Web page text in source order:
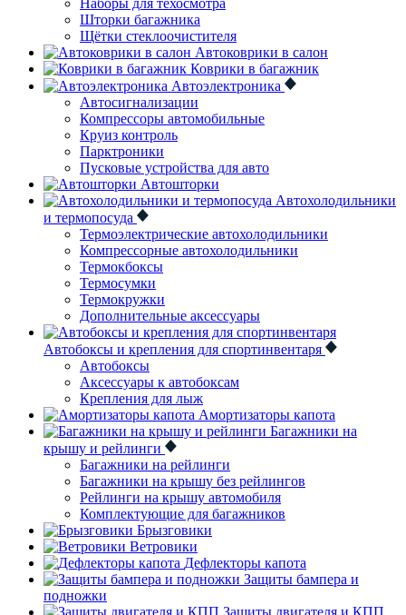
Наборы для техосмотра
Шторки багажника
Щётки стеклоочистителя
Автоковрики в салон
Коврики в багажник
Автоэлектроника
Автосигнализации
Компрессоры автомобильные
Круиз контроль
Парктроники
Пусковые устройства для авто
Автошторки
Автохолодильники
и термопосуда
Термоэлектрические автохолодильники
Компрессорные автохолодильники
Термокбоксы
Термосумки
Термокружки
Дополнительные аксессуары
Автобоксы и крепления для спортинвентаря
Автобоксы
Аксессуары к автобоксам
Крепления для лыж
Амортизаторы капота
Багажники на
крышу и рейлинги
Багажники на рейлинги
Багажники на крышу без рейлингов
Рейлинги на крышу автомобиля
Комплектующие для багажников
Брызговики
Ветровики
Дефлекторы капота
Защиты бампера и
подножки
Защиты двигателя и КПП